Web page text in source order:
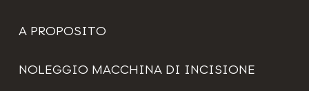
A PROPOSITO
NOLEGGIO MACCHINA DI INCISIONE